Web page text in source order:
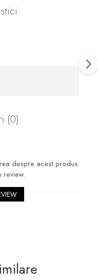
(0)
despre acest produs
review.